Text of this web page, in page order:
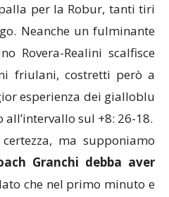
per la Robur, tanti tiri
Neanche un fulminante
Rovera-Realini scalfisce
friulani, costretti però a
esperienza dei gialloblu
sul +8: 26-18.
ma supponiamo
Granchi debba aver
che nel primo minuto e